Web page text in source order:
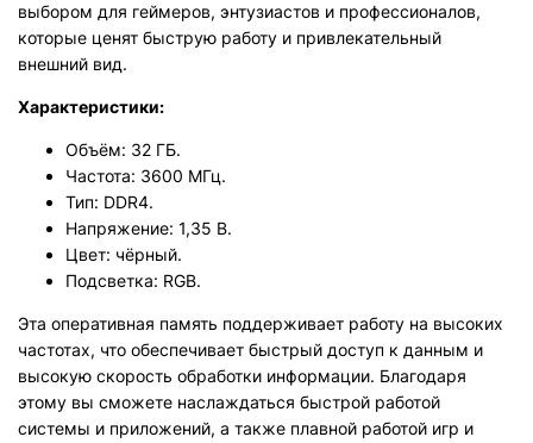
выбором для геймеров, энтузиастов и профессионалов,
которые ценят быструю работу и привлекательный
внешний вид.
Характеристики:
Объём: 32 ГБ.
Частота: 3600 МГц.
Тип: DDR4.
Напряжение: 1,35 В.
Цвет: чёрный.
Подсветка: RGB.
Эта оперативная память поддерживает работу на высоких
частотах, что обеспечивает быстрый доступ к данным и
высокую скорость обработки информации. Благодаря
этому вы сможете наслаждаться быстрой работой
системы и приложений, а также плавной работой игр и